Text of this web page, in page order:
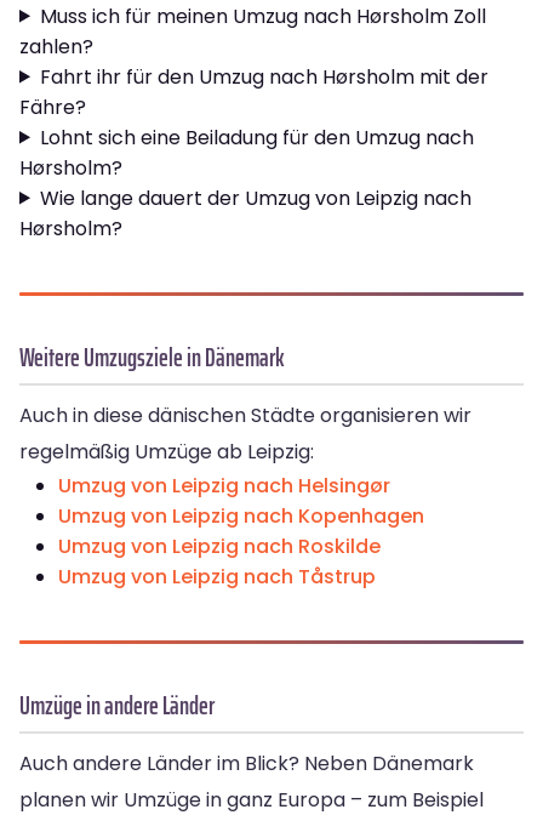
Muss ich für meinen Umzug nach Hørsholm Zoll
zahlen?
Fahrt ihr für den Umzug nach Hørsholm mit der
Fähre?
Lohnt sich eine Beiladung für den Umzug nach
Hørsholm?
Wie lange dauert der Umzug von Leipzig nach
Hørsholm?
Weitere Umzugsziele in Dänemark
Auch in diese dänischen Städte organisieren wir
regelmäßig Umzüge ab Leipzig:
Umzug von Leipzig nach Helsingør
Umzug von Leipzig nach Kopenhagen
Umzug von Leipzig nach Roskilde
Umzug von Leipzig nach Tåstrup
Umzüge in andere Länder
Auch andere Länder im Blick? Neben Dänemark
planen wir Umzüge in ganz Europa – zum Beispiel